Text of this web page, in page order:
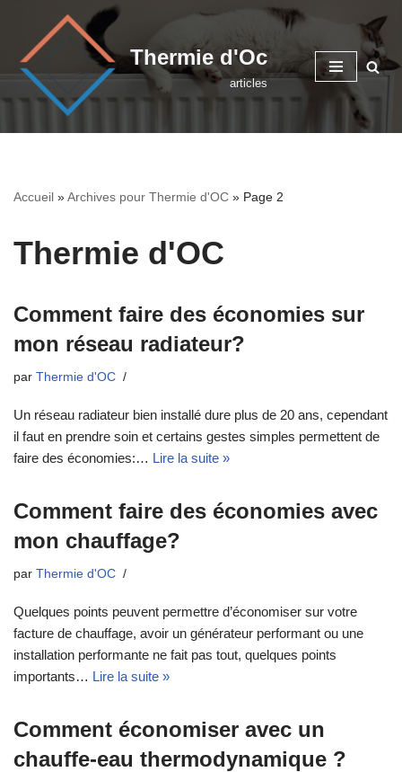
Aller
au
contenu
Thermie d'Oc
articles
Accueil »Archives pour Thermie d'OC » Page 2
Thermie d'OC
Comment faire des économies sur
mon réseau radiateur?
par Thermie d'OC
Un réseau radiateur bien installé dure plus de 20 ans, cependant
il faut en prendre soin et certains gestes simples permettent de
faire des économies:… Lire la suite »
Comment faire des économies avec
mon chauffage?
par Thermie d'OC
Quelques points peuvent permettre d’économiser sur votre
facture de chauffage, avoir un générateur performant ou une
installation performante ne fait pas tout, quelques points
importants… Lire la suite »
Comment économiser avec un
chauffe-eau thermodynamique ?